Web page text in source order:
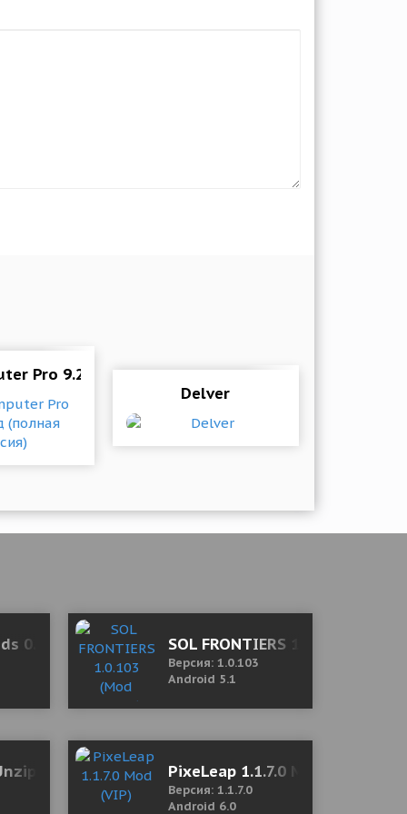
Pro 9.2.6 Мод (полная версия)
Delver
(полная версия)
0.1.14 Mod (Free Shopping)SOL FRONTIERS 1.0.103 (Mod
Версия: 1.0.103
Android 5.1
& Zip PixeLeap 1.1.7.0 Mod (VIP)
Версия: 1.1.7.0
Android 6.0